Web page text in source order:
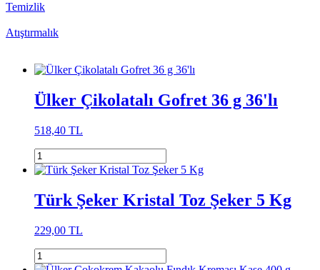
Temizlik
Atıştırmalık
Ülker Çikolatalı Gofret 36 g 36'lı
518,40 TL
Türk Şeker Kristal Toz Şeker 5 Kg
229,00 TL